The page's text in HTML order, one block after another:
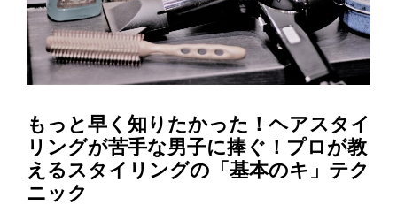
もっと早く知りたかった！ヘアスタイ
リングが苦手な男子に捧ぐ！プロが教
えるスタイリングの「基本のキ」テク
ニック